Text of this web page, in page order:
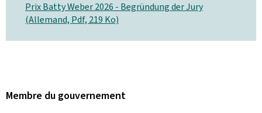
Prix Batty Weber 2026 - Begründung der Jury
(Allemand, Pdf, 219 Ko)
Membre du gouvernement